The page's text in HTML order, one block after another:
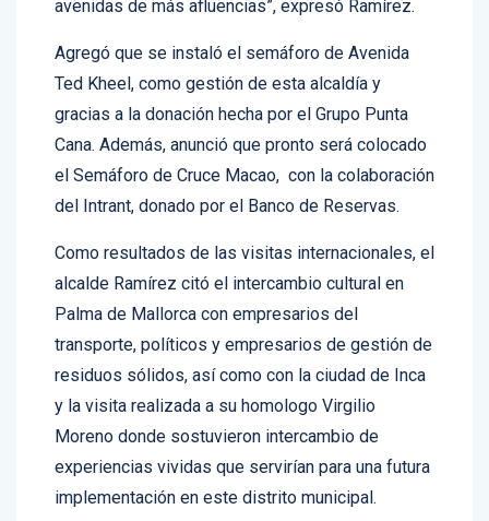
avenidas de más afluencias”, expresó Ramírez.
Agregó que se instaló el semáforo de Avenida
Ted Kheel, como gestión de esta alcaldía y
gracias a la donación hecha por el Grupo Punta
Cana. Además, anunció que pronto será colocado
el Semáforo de Cruce Macao, con la colaboración
del Intrant, donado por el Banco de Reservas.
Como resultados de las visitas internacionales, el
alcalde Ramírez citó el intercambio cultural en
Palma de Mallorca con empresarios del
transporte, políticos y empresarios de gestión de
residuos sólidos, así como con la ciudad de Inca
y la visita realizada a su homologo Virgilio
Moreno donde sostuvieron intercambio de
experiencias vividas que servirían para una futura
implementación en este distrito municipal.